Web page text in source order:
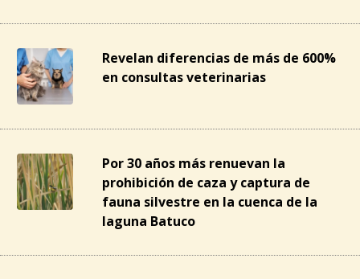
Revelan diferencias de más de 600%
en consultas veterinarias
Por 30 años más renuevan la
prohibición de caza y captura de
fauna silvestre en la cuenca de la
laguna Batuco